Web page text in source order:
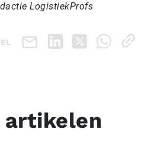
LogistiekProfs
artikelen